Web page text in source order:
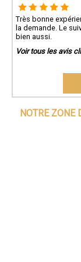
Très bonne
la demande. Le
bien aussi.
Voir tous les avis
NOTRE ZONE